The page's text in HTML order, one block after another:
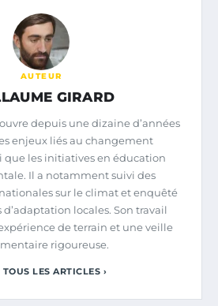
AUTEUR
GIRARD
depuis une dizaine d’années
enjeux liés au changement
les initiatives en éducation
Il a notamment suivi des
sur le climat et enquêté
locales. Son travail
de terrain et une veille
rigoureuse.
LES ARTICLES ›